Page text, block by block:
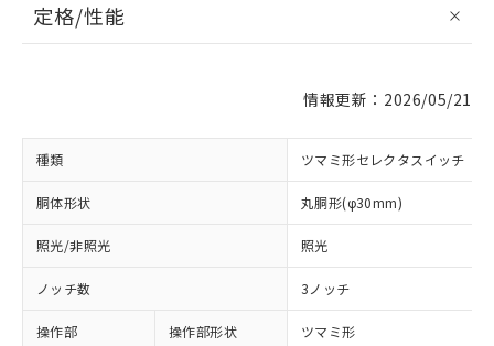
定格/性能
情報更新：2026/05/21
種類 ツマミ形セレクタスイッチ
胴体形状 丸胴形(φ30mm)
照光/非照光 照光
ノッチ数 3ノッチ
操作部 操作部形状 ツマミ形